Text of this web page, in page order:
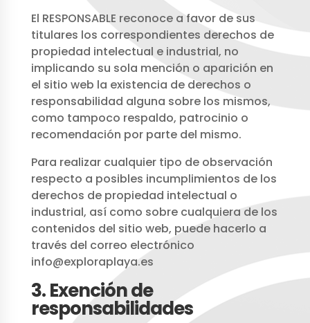
El RESPONSABLE reconoce a favor de sus
titulares los correspondientes derechos de
propiedad intelectual e industrial, no
implicando su sola mención o aparición en
el sitio web la existencia de derechos o
responsabilidad alguna sobre los mismos,
como tampoco respaldo, patrocinio o
recomendación por parte del mismo.
Para realizar cualquier tipo de observación
respecto a posibles incumplimientos de los
derechos de propiedad intelectual o
industrial, así como sobre cualquiera de los
contenidos del sitio web, puede hacerlo a
través del correo electrónico
info@exploraplaya.es
3. Exención de
responsabilidades